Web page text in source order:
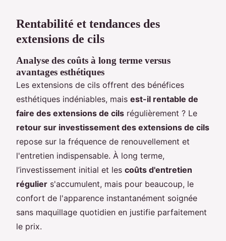
Rentabilité et tendances des
extensions de cils
Analyse des coûts à long terme versus
avantages esthétiques
Les extensions de cils offrent des bénéfices
esthétiques indéniables, mais est-il rentable de
faire des extensions de cils régulièrement ? Le
retour sur investissement des extensions de cils
repose sur la fréquence de renouvellement et
l'entretien indispensable. À long terme,
l’investissement initial et les coûts d'entretien
régulier s'accumulent, mais pour beaucoup, le
confort de l'apparence instantanément soignée
sans maquillage quotidien en justifie parfaitement
le prix.